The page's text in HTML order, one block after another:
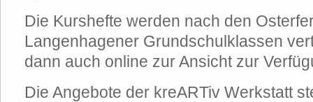
Die Kurshefte werden nach den
Langenhagener Grundschulklassen
dann auch online zur Ansicht zur
Die Angebote der kreARTiv Werkstatt